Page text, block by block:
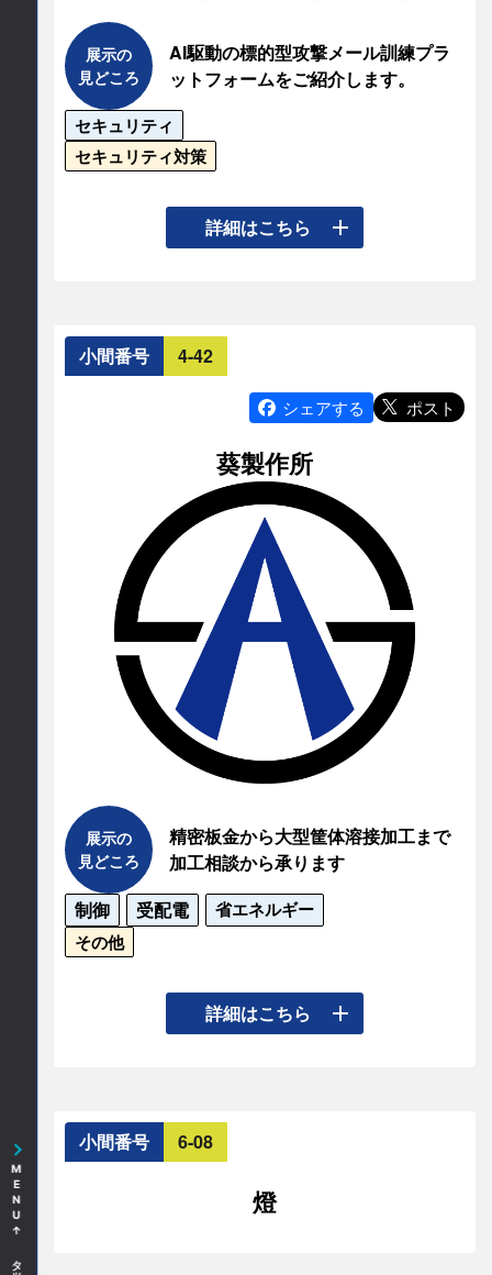
担当部署名
IDECセールスサポート株式会社
所在地
idec-contact-event
https://jp.idec.com/
展示の
見どころ
AI駆動の標的型攻撃メール訓練プラ
ットフォームをご紹介します。
セキュリティ
セキュリティ対策
最近導入事例が増えております。PhishDetectAIを
ご紹介します。メールフィルタを通過したメール
キュリティ強化を効率化するフィッシング対策支
援としてご活用いただけます。
AironWorks株式会社
公式サイト
https://jp.aironworks.com/
詳細はこちら
小間番号 4-42
シェアする ポスト
葵製作所
展示の
見どころ
精密板金から大型筐体溶接加工まで
加工相談から承ります
制御
受配電
省エネルギー
その他
・溶接、曲げ、仕上げ等の加工見本の展示
・社内製作風景動画の放映
連絡先会社
詳細はこちら
小間番号 6-08
燈